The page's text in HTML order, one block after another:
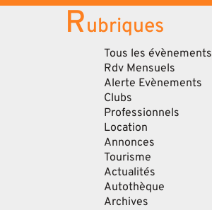
Rubriques
Tous les évènements
Rdv Mensuels
Alerte Evènements
Clubs
Professionnels
Location
Annonces
Tourisme
Actualités
Autothèque
Archives